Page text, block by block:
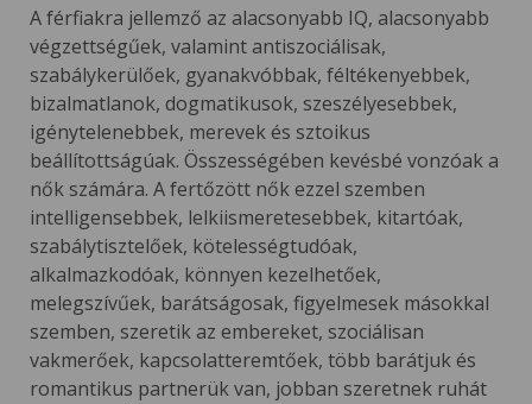
A férfiakra jellemző az alacsonyabb IQ, alacsonyabb
végzettségűek, valamint antiszociálisak,
szabálykerülőek, gyanakvóbbak, féltékenyebbek,
bizalmatlanok, dogmatikusok, szeszélyesebbek,
igénytelenebbek, merevek és sztoikus
beállítottságúak. Összességében kevésbé vonzóak a
nők számára. A fertőzött nők ezzel szemben
intelligensebbek, lelkiismeretesebbek, kitartóak,
szabálytisztelőek, kötelességtudóak,
alkalmazkodóak, könnyen kezelhetőek,
melegszívűek, barátságosak, figyelmesek másokkal
szemben, szeretik az embereket, szociálisan
vakmerőek, kapcsolatteremtőek, több barátjuk és
romantikus partnerük van, jobban szeretnek ruhát